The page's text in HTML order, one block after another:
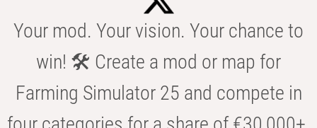
Your mod. Your vision. Your chance to
win! 🛠️ Create a mod or map for
Farming Simulator 25 and compete in